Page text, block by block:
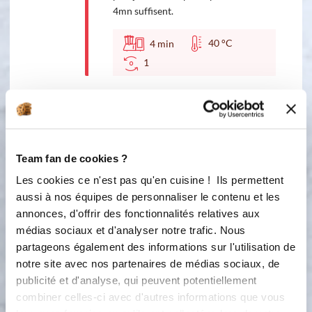
Team fan de cookies ?
Les cookies ce n'est pas qu'en cuisine ! Ils permettent
aussi à nos équipes de personnaliser le contenu et les
annonces, d'offrir des fonctionnalités relatives aux
médias sociaux et d'analyser notre trafic. Nous
partageons également des informations sur l'utilisation de
notre site avec nos partenaires de médias sociaux, de
publicité et d'analyse, qui peuvent potentiellement
combiner celles-ci avec d'autres informations que vous
4mn suffisent.
4 min
40 °C
1
Ajouter les pétales de céréales (maïs,
3
Déposer des petits tas dans les
empreintes de votre choix ou sur la
mini-tartelettes pour ma part et
j'obtiens une vingtaine de roses.
Laisser reposer à température
ambiante ou au frais 30 à 60mn selon
la température. Bon appétit!